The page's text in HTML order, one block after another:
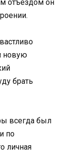
отъездом он
новую
брать
всегда был
по
личная